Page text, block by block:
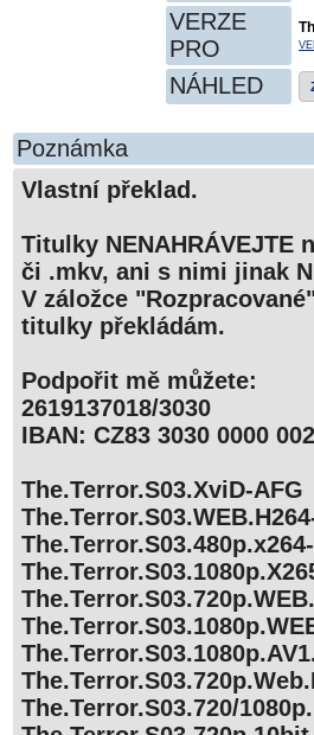
VERZE
PRO
NÁHLED
Poznámka
Vlastní překlad.
Titulky NENAHRÁVEJTE
či .mkv, ani s nimi jinak
V záložce
titulky překládám.
Podpořit mě můžete:
2619137018/3030
IBAN: CZ83 3030 0000
The.Terror.S03.XviD-AFG
The.Terror.S03.720/